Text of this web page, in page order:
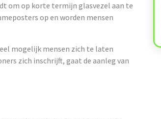
om op korte termijn glasvezel aan te
op en worden mensen
mogelijk mensen zich te laten
zich inschrijft, gaat de aanleg van